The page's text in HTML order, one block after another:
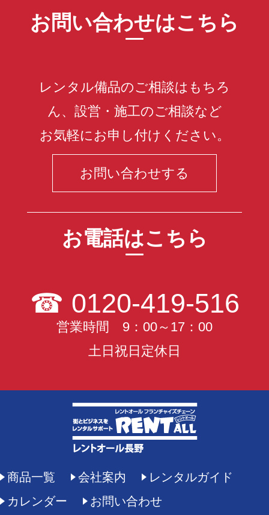
お問い合わせはこちら
レンタル備品のご相談はもちろ
ん、設営・施工のご相談など
お気軽にお申し付けください。
お問い合わせする
お電話はこちら
☎ 0120-419-516
営業時間 9：00～17：00
土日祝日定休日
商品一覧 会社案内
レンタルガイド
カレンダー
お問い合わせ